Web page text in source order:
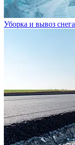
Уборка и вывоз снега